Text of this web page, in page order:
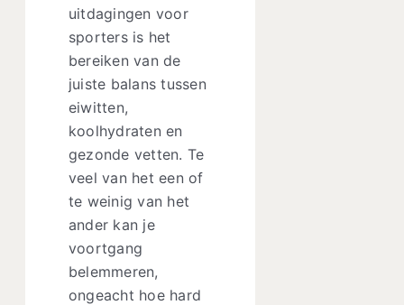
uitdagingen voor
sporters is het
bereiken van de
juiste balans tussen
eiwitten,
koolhydraten en
gezonde vetten. Te
veel van het een of
te weinig van het
ander kan je
voortgang
belemmeren,
ongeacht hoe hard